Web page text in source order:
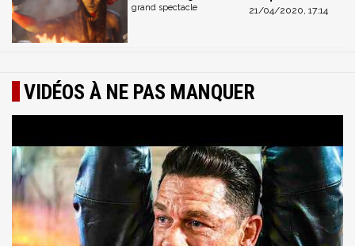
21/04/2020, 17:14
grand spectacle
VIDÉOS À NE PAS MANQUER